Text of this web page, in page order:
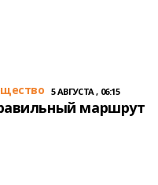
5 АВГУСТА , 06:15
маршрут